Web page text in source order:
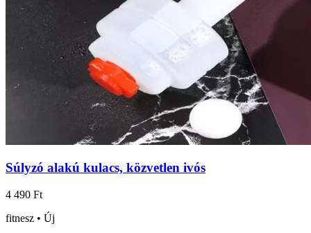
Súlyzó alakú kulacs, közvetlen ivós
4 490 Ft
fitnesz • Új